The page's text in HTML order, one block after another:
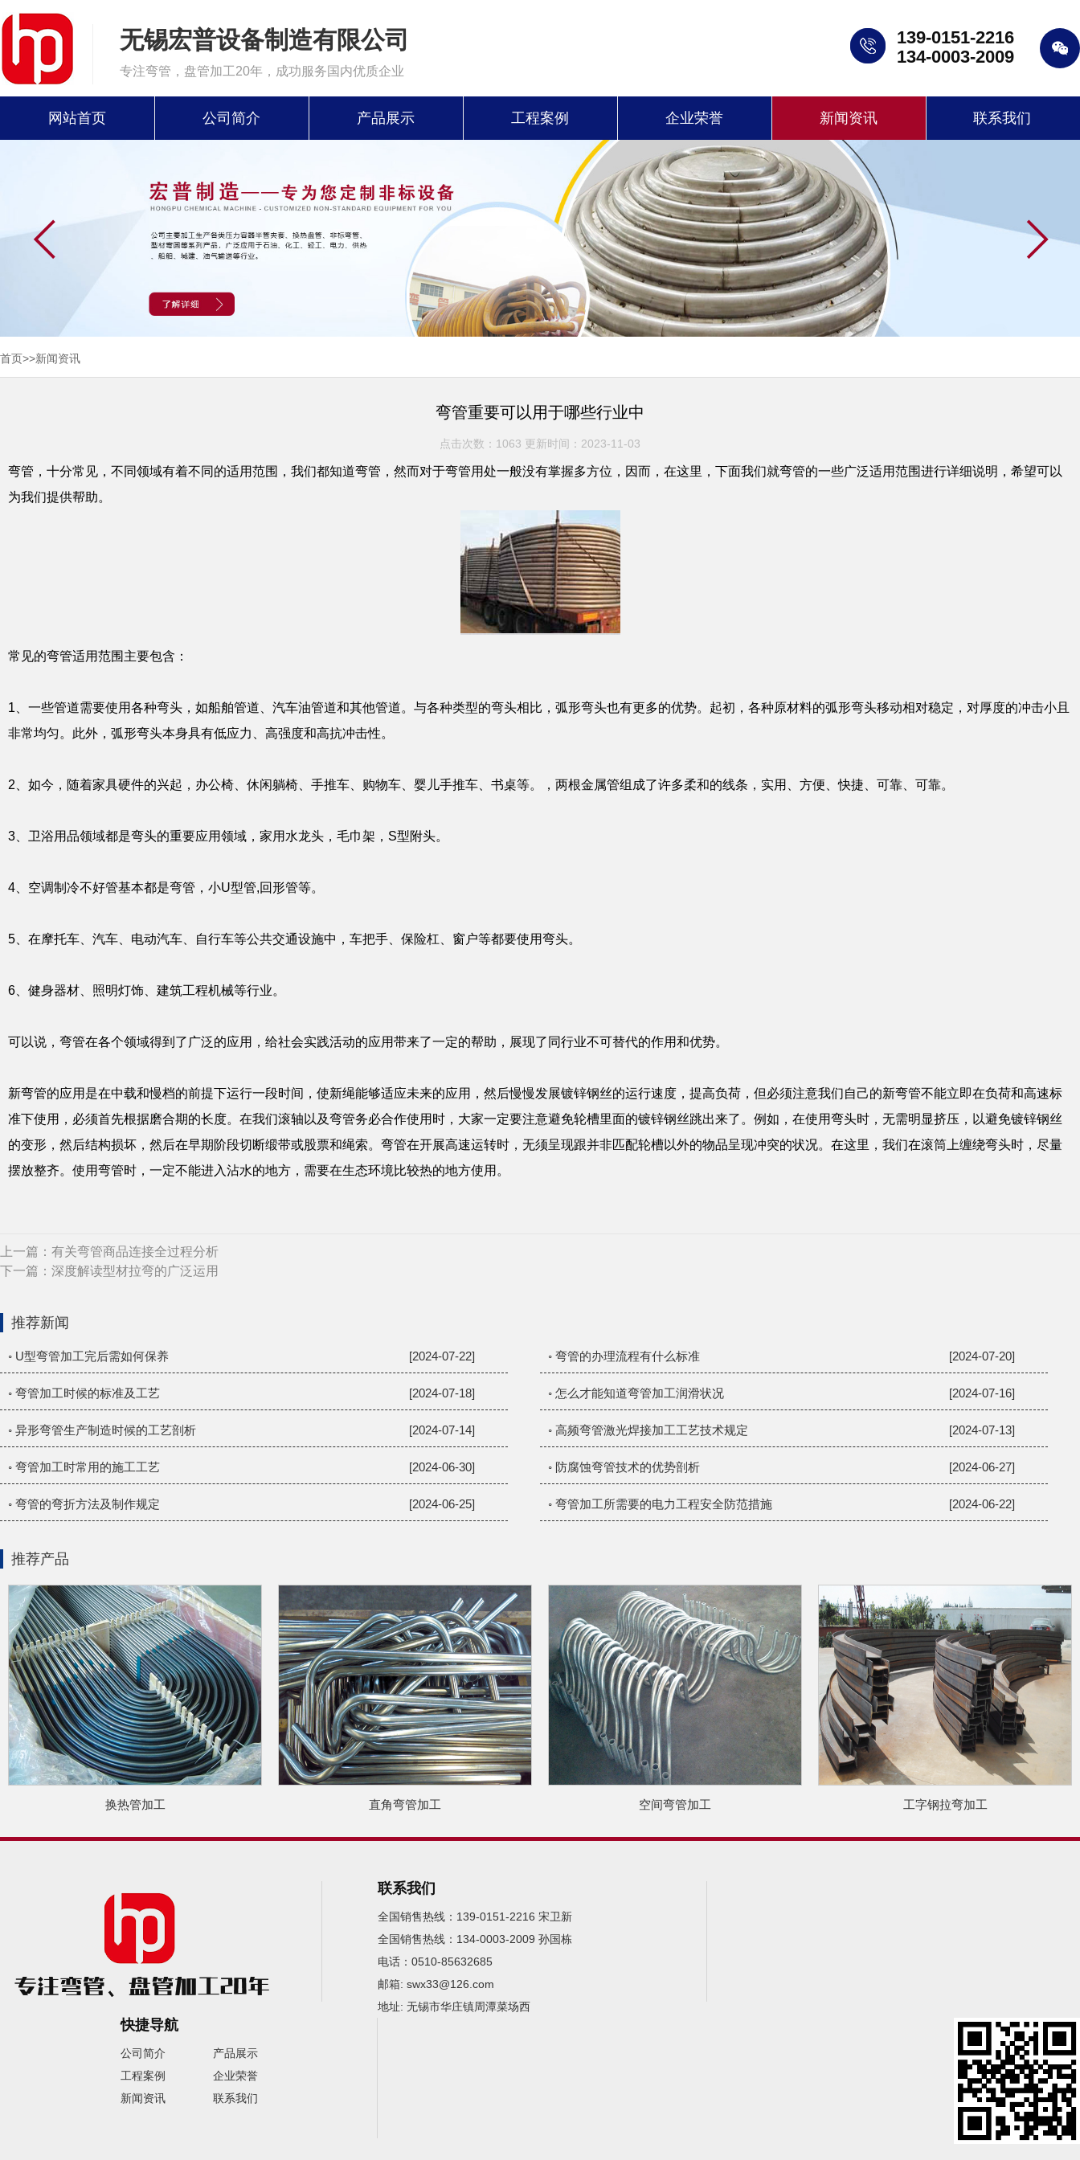
无锡宏普设备制造有限公司
专注弯管，盘管加工20年，成功服务国内优质企业
139-0151-2216
134-0003-2009
网站首页 公司简介 产品展示 工程案例 企业荣誉 新闻资讯 联系我们
首页>>新闻资讯
弯管重要可以用于哪些行业中
点击次数：1063 更新时间：2023-11-03
弯管，十分常见，不同领域有着不同的适用范围，我们都知道弯管，然而对于弯管用处一般没有掌握多方位，因而，在这里，下面我们就弯管的一些广泛适用范围进行详细说明，希望可以
为我们提供帮助。
常见的弯管适用范围主要包含：
1、一些管道需要使用各种弯头，如船舶管道、汽车油管道和其他管道。与各种类型的弯头相比，弧形弯头也有更多的优势。起初，各种原材料的弧形弯头移动相对稳定，对厚度的冲击小且
非常均匀。此外，弧形弯头本身具有低应力、高强度和高抗冲击性。
2、如今，随着家具硬件的兴起，办公椅、休闲躺椅、手推车、购物车、婴儿手推车、书桌等。，两根金属管组成了许多柔和的线条，实用、方便、快捷、可靠、可靠。
3、卫浴用品领域都是弯头的重要应用领域，家用水龙头，毛巾架，S型附头。
4、空调制冷不好管基本都是弯管，小U型管,回形管等。
5、在摩托车、汽车、电动汽车、自行车等公共交通设施中，车把手、保险杠、窗户等都要使用弯头。
6、健身器材、照明灯饰、建筑工程机械等行业。
可以说，弯管在各个领域得到了广泛的应用，给社会实践活动的应用带来了一定的帮助，展现了同行业不可替代的作用和优势。
新弯管的应用是在中载和慢档的前提下运行一段时间，使新绳能够适应未来的应用，然后慢慢发展镀锌钢丝的运行速度，提高负荷，但必须注意我们自己的新弯管不能立即在负荷和高速标
准下使用，必须首先根据磨合期的长度。在我们滚轴以及弯管务必合作使用时，大家一定要注意避免轮槽里面的镀锌钢丝跳出来了。例如，在使用弯头时，无需明显挤压，以避免镀锌钢丝
的变形，然后结构损坏，然后在早期阶段切断缎带或股票和绳索。弯管在开展高速运转时，无须呈现跟并非匹配轮槽以外的物品呈现冲突的状况。在这里，我们在滚筒上缠绕弯头时，尽量
摆放整齐。使用弯管时，一定不能进入沾水的地方，需要在生态环境比较热的地方使用。
上一篇： 有关弯管商品连接全过程分析
下一篇： 深度解读型材拉弯的广泛运用
推荐新闻
◦ U型弯管加工完后需如何保养 [2024-07-22] ◦ 弯管的办理流程有什么标准 [2024-07-20]
◦ 弯管加工时候的标准及工艺 [2024-07-18] ◦ 怎么才能知道弯管加工润滑状况 [2024-07-16]
◦ 异形弯管生产制造时候的工艺剖析 [2024-07-14] ◦ 高频弯管激光焊接加工工艺技术规定 [2024-07-13]
◦ 弯管加工时常用的施工工艺 [2024-06-30] ◦ 防腐蚀弯管技术的优势剖析 [2024-06-27]
◦ 弯管的弯折方法及制作规定 [2024-06-25] ◦ 弯管加工所需要的电力工程安全防范措施 [2024-06-22]
推荐产品
换热管加工 直角弯管加工 空间弯管加工 工字钢拉弯加工
联系我们
全国销售热线：139-0151-2216 宋卫新
全国销售热线：134-0003-2009 孙国栋
电话：0510-85632685
邮箱: swx33@126.com
地址: 无锡市华庄镇周潭菜场西
快捷导航
公司简介
产品展示
工程案例
企业荣誉
新闻资讯
联系我们